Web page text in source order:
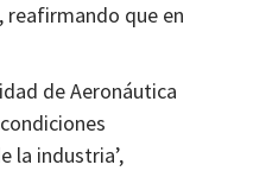
reafirmando que en
de Aeronáutica
la industria’,